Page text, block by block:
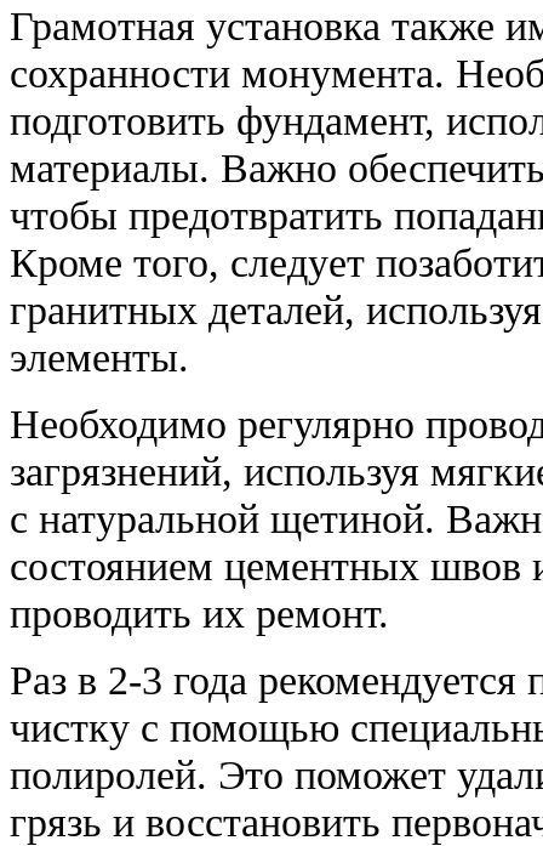
Грамотная установка также
сохранности монумента.
подготовить фундамент,
материалы. Важно
чтобы предотвратить
Кроме того, следует
гранитных деталей,
элементы.
Необходимо регулярно
загрязнений, используя
с натуральной щетиной.
состоянием цементных швов
проводить их ремонт.
Раз в 2-3 года
чистку с помощью
полиролей. Это поможет
грязь и восстановить